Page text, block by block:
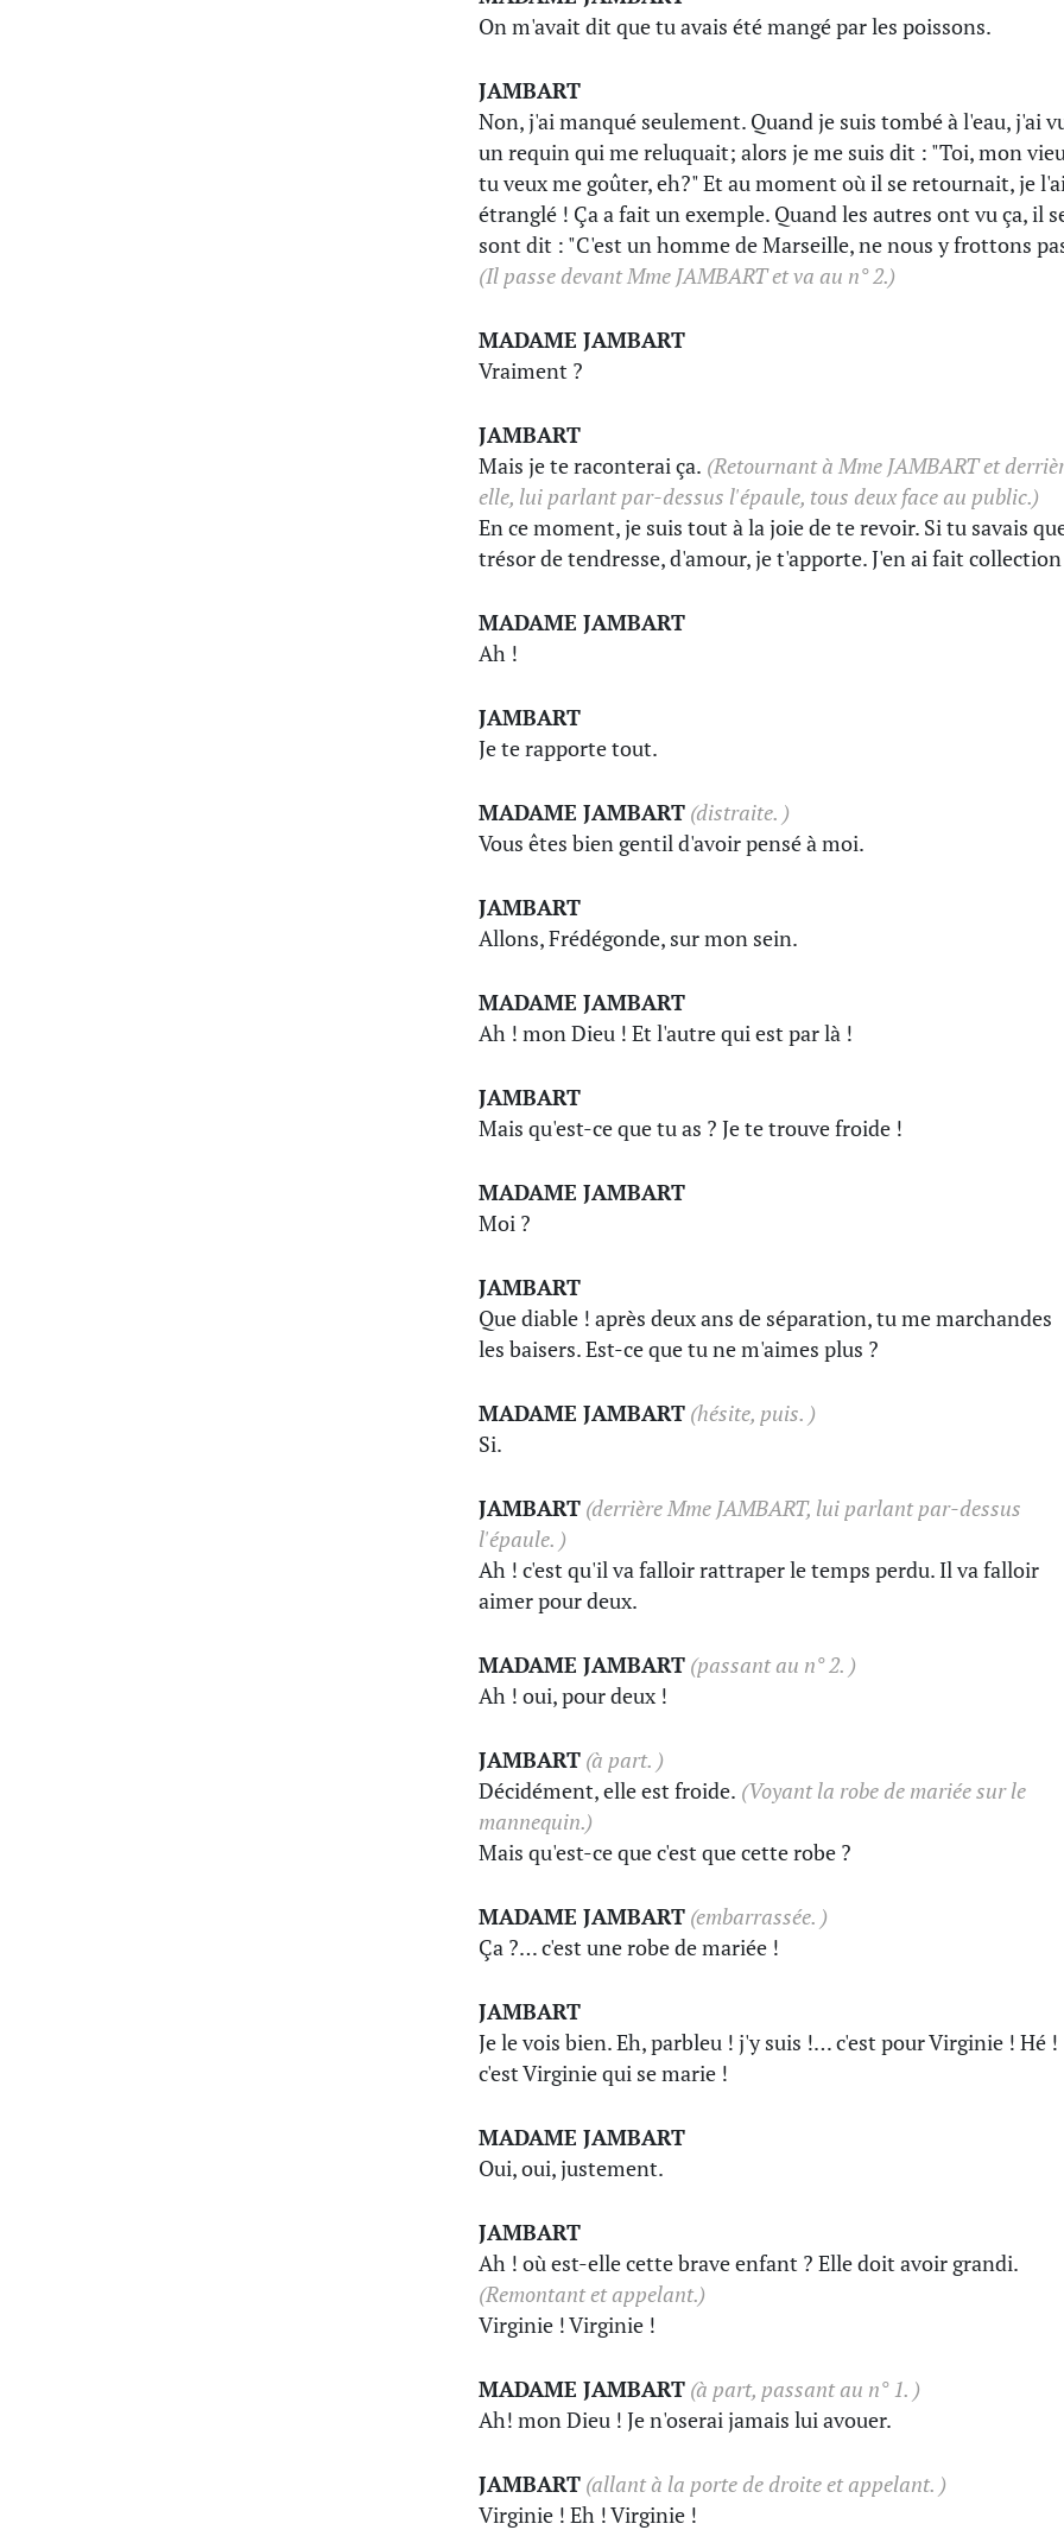
On m'avait dit que tu avais été mangé par les poissons.
JAMBART
Non, j'ai manqué seulement. Quand je suis tombé à l'eau, j'ai
un requin qui me reluquait; alors je me suis dit : "Toi, mon
tu veux me goûter, eh?" Et au moment où il se retournait, je
étranglé ! Ça a fait un exemple. Quand les autres ont vu ça, il
sont dit : "C'est un homme de Marseille, ne nous y frottons
(Il passe devant Mme JAMBART et va au n° 2.)
MADAME JAMBART
Vraiment ?
JAMBART
Mais je te raconterai ça. (Retournant à Mme JAMBART et
elle, lui parlant par-dessus l'épaule, tous deux face au public.)
En ce moment, je suis tout à la joie de te revoir. Si tu savais
trésor de tendresse, d'amour, je t'apporte. J'en ai fait
MADAME JAMBART
Ah !
JAMBART
Je te rapporte tout.
MADAME JAMBART (distraite. )
Vous êtes bien gentil d'avoir pensé à moi.
JAMBART
Allons, Frédégonde, sur mon sein.
MADAME JAMBART
Ah ! mon Dieu ! Et l'autre qui est par là !
JAMBART
Mais qu'est-ce que tu as ? Je te trouve froide !
MADAME JAMBART
Moi ?
JAMBART
Que diable ! après deux ans de séparation, tu me marchandes
les baisers. Est-ce que tu ne m'aimes plus ?
MADAME JAMBART (hésite, puis. )
Si.
JAMBART (derrière Mme JAMBART, lui parlant par-dessus
l'épaule. )
Ah ! c'est qu'il va falloir rattraper le temps perdu. Il va falloir
aimer pour deux.
MADAME JAMBART (passant au n° 2. )
Ah ! oui, pour deux !
JAMBART (à part. )
Décidément, elle est froide. (Voyant la robe de mariée sur le
mannequin.)
Mais qu'est-ce que c'est que cette robe ?
MADAME JAMBART (embarrassée. )
Ça ?… c'est une robe de mariée !
JAMBART
Je le vois bien. Eh, parbleu ! j'y suis !… c'est pour Virginie ! Hé !
c'est Virginie qui se marie !
MADAME JAMBART
Oui, oui, justement.
JAMBART
Ah ! où est-elle cette brave enfant ? Elle doit avoir grandi.
(Remontant et appelant.)
Virginie ! Virginie !
MADAME JAMBART (à part, passant au n° 1. )
Ah! mon Dieu ! Je n'oserai jamais lui avouer.
JAMBART (allant à la porte de droite et appelant. )
Virginie ! Eh ! Virginie !